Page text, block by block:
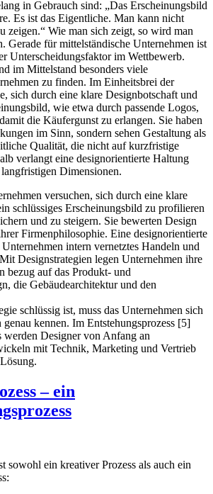
in Gebrauch sind: „Das Erscheinungsbild
Es ist das Eigentliche. Man kann nicht
zeigen.“ Wie man sich zeigt, so wird man
Gerade für mittelständische Unternehmen ist
Unterscheidungsfaktor im Wettbewerb.
im Mittelstand besonders viele
zu finden. Im Einheitsbrei der
sich durch eine klare Designbotschaft und
wie etwa durch passende Logos,
die Käufergunst zu erlangen. Sie haben
im Sinn, sondern sehen Gestaltung als
Qualität, die nicht auf kurzfristige
verlangt eine designorientierte Haltung
Dimensionen.
versuchen, sich durch eine klare
schlüssiges Erscheinungsbild zu profilieren
und zu steigern. Sie bewerten Design
Firmenphilosophie. Eine designorientierte
intern vernetztes Handeln und
Designstrategien legen Unternehmen ihre
bezug auf das Produkt- und
die Gebäudearchitektur und den
schlüssig ist, muss das Unternehmen sich
kennen. Im Entstehungsprozess [5]
werden Designer von Anfang an
mit Technik, Marketing und Vertrieb
– ein
sowohl ein kreativer Prozess als auch ein